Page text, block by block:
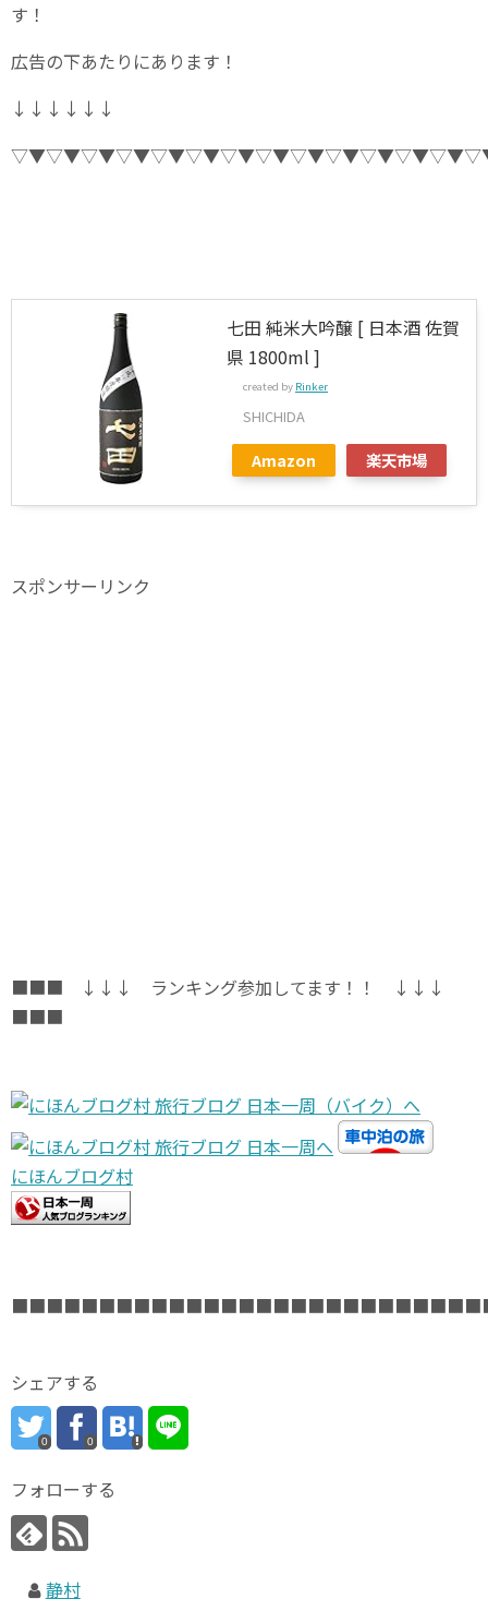
す！
広告の下あたりにあります！
↓↓↓↓↓↓
七田 純米大吟醸 [ 日本酒 佐賀
県 1800ml ]
created by Rinker
SHICHIDA
Amazon 楽天市場
スポンサーリンク
■■■ ↓↓↓ ランキング参加してます！！ ↓↓↓
■■■
にほんブログ村
シェアする
0 0
フォローする
静村